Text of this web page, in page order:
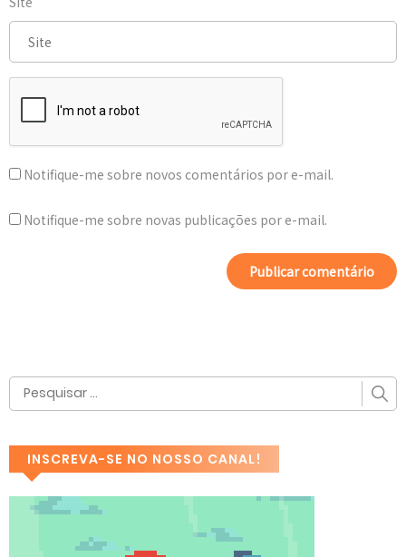
Notifique-me sobre novos comentários por e-mail.
Notifique-me sobre novas publicações por e-mail.
INSCREVA-SE NO NOSSO CANAL!